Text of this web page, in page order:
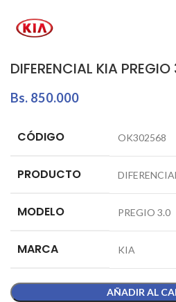
DIFERENCIAL KIA PREGIO
Bs. 850.000
CÓDIGO OK302568
PRODUCTO
MODELO PREGIO 3.0
MARCA KIA
AÑADIR AL